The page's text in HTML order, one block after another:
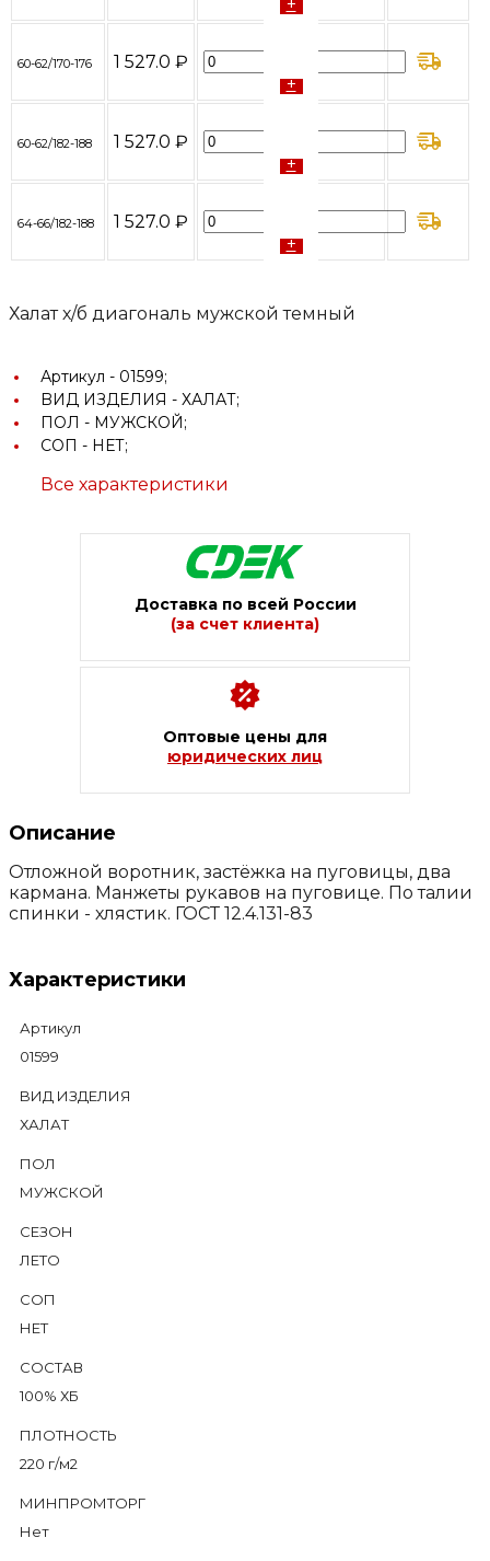
60-62/170-176 1 527.0 ₽
+
60-62/182-188 1 527.0 ₽
+
64-66/182-188 1 527.0 ₽
+
Халат х/б диагональ мужской темный
Артикул - 01599;
BИД ИЗДЕЛИЯ - ХАЛАТ;
ПОЛ - МУЖСКОЙ;
СОП - НЕТ;
Все характеристики
Доставка по всей России
(за счет клиента)
Оптовые цены для
юридических лиц
Описание
Отложной воротник, застёжка на пуговицы, два
кармана. Манжеты рукавов на пуговице. По талии
спинки - хлястик. ГОСТ 12.4.131-83
Характеристики
Артикул
01599
BИД ИЗДЕЛИЯ
ХАЛАТ
ПОЛ
МУЖСКОЙ
СЕЗОН
ЛЕТО
СОП
НЕТ
СОСТАВ
100% ХБ
ПЛОТНОСТЬ
220 г/м2
МИНПРОМТОРГ
Нет